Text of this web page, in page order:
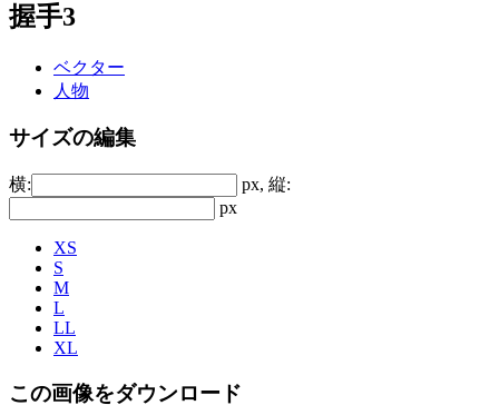
握手3
ベクター
人物
サイズの編集
横:
px, 縦:
px
XS
S
M
L
LL
XL
この画像をダウンロード